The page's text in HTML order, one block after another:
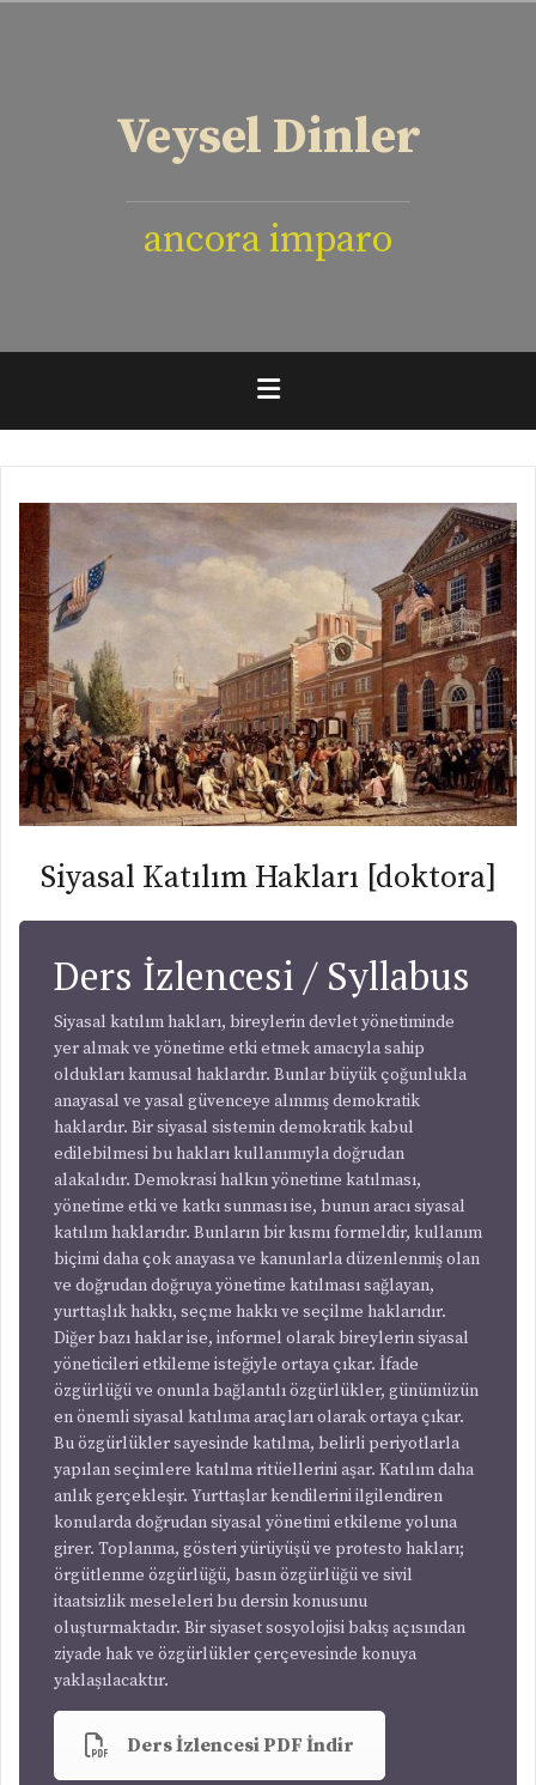
Veysel Dinler
ancora imparo
Siyasal Katılım Hakları [doktora]
Ders İzlencesi / Syllabus
Siyasal katılım hakları, bireylerin devlet yönetiminde
yer almak ve yönetime etki etmek amacıyla sahip
oldukları kamusal haklardır. Bunlar büyük çoğunlukla
anayasal ve yasal güvenceye alınmış demokratik
haklardır. Bir siyasal sistemin demokratik kabul
edilebilmesi bu hakları kullanımıyla doğrudan
alakalıdır. Demokrasi halkın yönetime katılması,
yönetime etki ve katkı sunması ise, bunun aracı siyasal
katılım haklarıdır. Bunların bir kısmı formeldir, kullanım
biçimi daha çok anayasa ve kanunlarla düzenlenmiş olan
ve doğrudan doğruya yönetime katılması sağlayan,
yurttaşlık hakkı, seçme hakkı ve seçilme haklarıdır.
Diğer bazı haklar ise, informel olarak bireylerin siyasal
yöneticileri etkileme isteğiyle ortaya çıkar. İfade
özgürlüğü ve onunla bağlantılı özgürlükler, günümüzün
en önemli siyasal katılıma araçları olarak ortaya çıkar.
Bu özgürlükler sayesinde katılma, belirli periyotlarla
yapılan seçimlere katılma ritüellerini aşar. Katılım daha
anlık gerçekleşir. Yurttaşlar kendilerini ilgilendiren
konularda doğrudan siyasal yönetimi etkileme yoluna
girer. Toplanma, gösteri yürüyüşü ve protesto hakları;
örgütlenme özgürlüğü, basın özgürlüğü ve sivil
itaatsizlik meseleleri bu dersin konusunu
oluşturmaktadır. Bir siyaset sosyolojisi bakış açısından
ziyade hak ve özgürlükler çerçevesinde konuya
yaklaşılacaktır.
Ders İzlencesi PDF İndir